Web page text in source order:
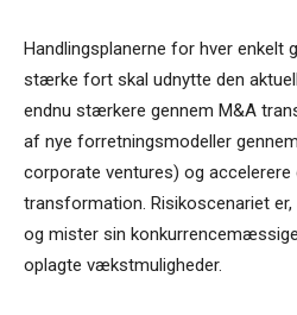
Handlingsplanerne for hver enkelt
stærke fort skal udnytte den
endnu stærkere gennem M&A
af nye forretningsmodeller
corporate ventures) og accelerere
transformation. Risikoscenariet
og mister sin
oplagte vækstmuligheder.